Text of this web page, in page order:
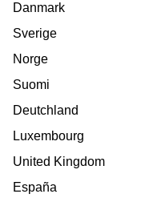
Danmark
Sverige
Norge
Suomi
Deutchland
Luxembourg
United Kingdom
España